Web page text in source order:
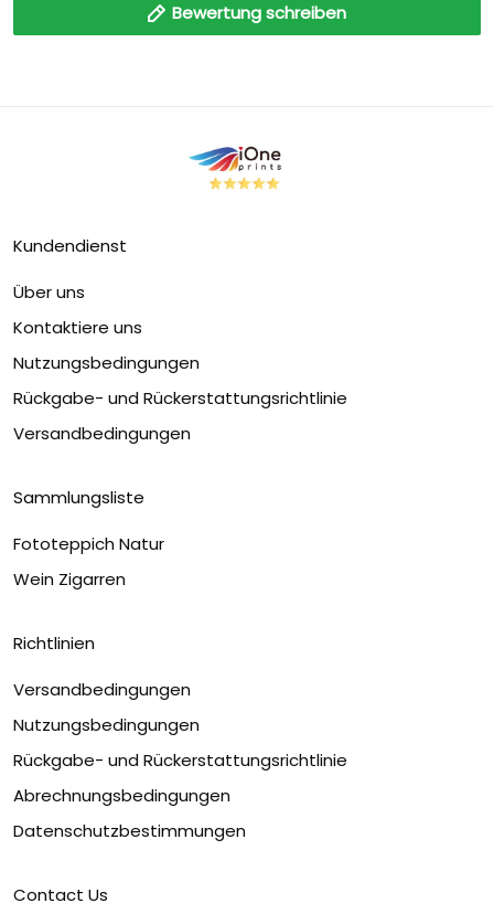
Bewertung schreiben
Kundendienst
Über uns
Kontaktiere uns
Nutzungsbedingungen
Rückgabe- und Rückerstattungsrichtlinie
Versandbedingungen
Sammlungsliste
Fototeppich Natur
Wein Zigarren
Richtlinien
Versandbedingungen
Nutzungsbedingungen
Rückgabe- und Rückerstattungsrichtlinie
Abrechnungsbedingungen
Datenschutzbestimmungen
Contact Us